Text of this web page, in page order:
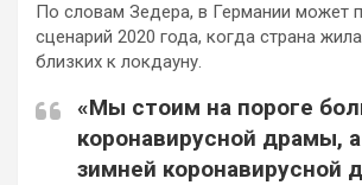
По словам Зедера, в Германии может
сценарий 2020 года, когда страна
близких к локдауну.
«Мы стоим на пороге
коронавирусной драмы,
зимней коронавирусной